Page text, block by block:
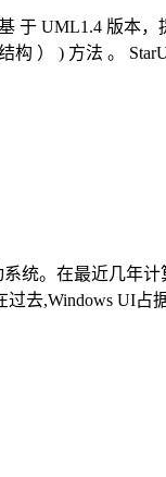
于 UML1.4 版本
） ) 方法 。
统。在最近几年
去,Windows UI占